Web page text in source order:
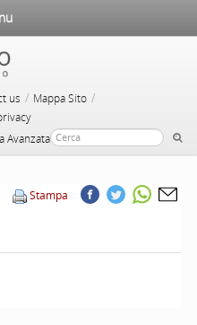
us / Mappa Sito /
Avanzata
Stampa